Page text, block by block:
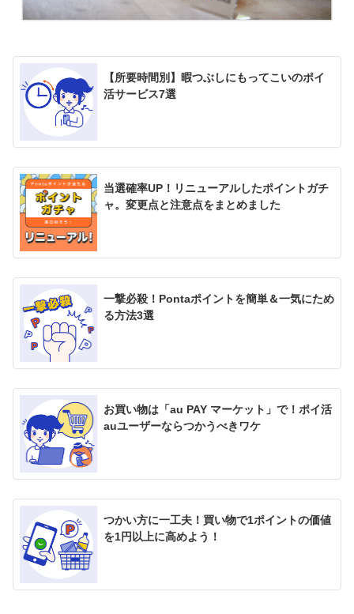
【所要時間別】暇つぶしにもってこいのポイ
活サービス7選
当選確率UP！リニューアルしたポイントガチ
ャ。変更点と注意点をまとめました
一撃必殺！Pontaポイントを簡単＆一気にため
る方法3選
お買い物は「au PAY マーケット」で！ポイ活
auユーザーならつかうべきワケ
つかい方に一工夫！買い物で1ポイントの価値
を1円以上に高めよう！